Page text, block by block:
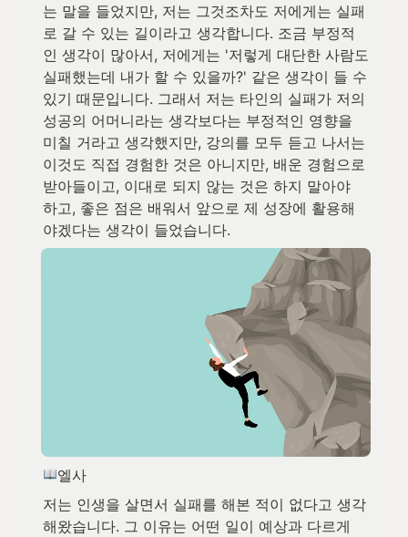
는 말을 들었지만, 저는 그것조차도 저에게는 실패
로 갈 수 있는 길이라고 생각합니다. 조금 부정적
인 생각이 많아서, 저에게는 '저렇게 대단한 사람도
실패했는데 내가 할 수 있을까?' 같은 생각이 들 수
있기 때문입니다. 그래서 저는 타인의 실패가 저의
성공의 어머니라는 생각보다는 부정적인 영향을
미칠 거라고 생각했지만, 강의를 모두 듣고 나서는
이것도 직접 경험한 것은 아니지만, 배운 경험으로
받아들이고, 이대로 되지 않는 것은 하지 말아야
하고, 좋은 점은 배워서 앞으로 제 성장에 활용해
야겠다는 생각이 들었습니다.
엘사
저는 인생을 살면서 실패를 해본 적이 없다고 생각
해왔습니다. 그 이유는 어떤 일이 예상과 다르게